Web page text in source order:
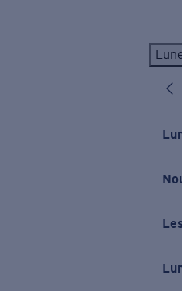
LES PLUS RECHERCHÉS
Lunettes de soleil